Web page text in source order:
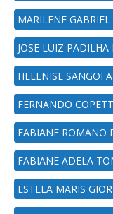
MARILENE
JOSE LUIZ
HELENISE SANGOI
FERNANDO
FABIANE ROMANO
FABIANE ADELA
ESTELA MARIS